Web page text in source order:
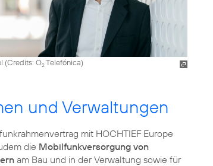
(Credits: O2Telefónica)
und Verwaltungen
mit HOCHTIEF Europe
die Mobilfunkversorgung von
am Bau und in der Verwaltung sowie für